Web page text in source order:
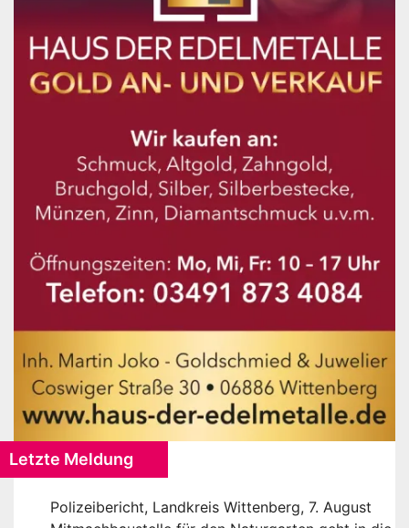
Letzte Meldung
Polizeibericht, Landkreis Wittenberg, 7. August